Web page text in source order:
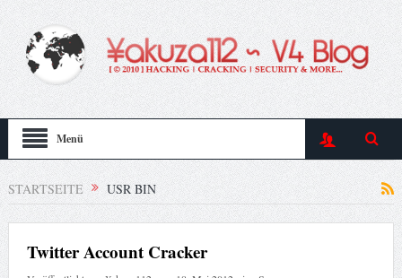
Menü
STARTSEITE USR BIN
Twitter Account Cracker